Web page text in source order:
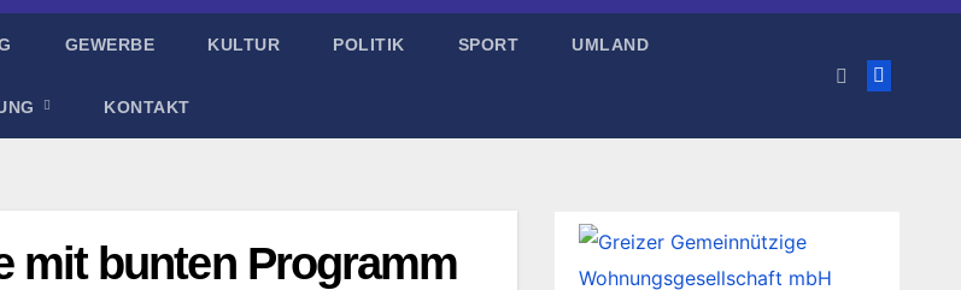
GEWERBE KULTUR POLITIK SPORT UMLAND
KONTAKT
mit bunten Programm